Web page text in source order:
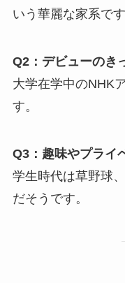
いう華麗な家系です
Q2：デビューのき
大学在学中のNHK
す。
Q3：趣味やプライ
学生時代は草野球
だそうです。